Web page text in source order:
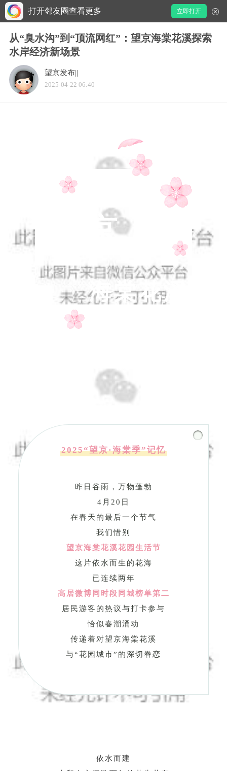
打开邻友圈查看更多 立即打开
从“臭水沟”到“顶流网红”：望京海棠花溪探索
水岸经济新场景
望京发布||
2025-04-22 06:40
望京
海棠花溪
2025“望京·海棠季”记忆
昨日谷雨，万物蓬勃
4月20日
在春天的最后一个节气
我们惜别
望京海棠花溪花园生活节
这片依水而生的花海
已连续两年
高居微博同时段同城榜单第二
居民游客的热议与打卡参与
恰似春潮涌动
传递着对望京海棠花溪
与“花园城市”的深切眷恋
依水而建